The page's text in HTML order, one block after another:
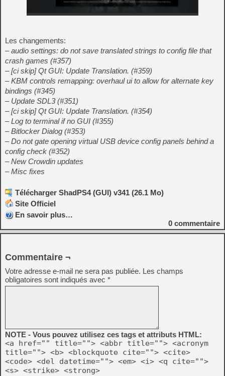
Les changements:
– audio settings: do not save translated strings to config file that
crash games (#357)
– [ci skip] Qt GUI: Update Translation. (#359)
– KBM controls remapping: overhaul ui to allow for alternate key
bindings (#345)
– Update SDL3 (#351)
– [ci skip] Qt GUI: Update Translation. (#354)
– Log to terminal if no GUI (#355)
– Bitlocker Dialog (#353)
– Do not gate opening virtual USB device config panels behind a
config check (#352)
– New Crowdin updates
– Misc fixes
Télécharger ShadPS4 (GUI) v341 (26.1 Mo)
Site Officiel
En savoir plus…
0 commentaire
Commentaire ¬
Votre adresse e-mail ne sera pas publiée. Les champs
obligatoires sont indiqués avec *
NOTE - Vous pouvez utilisez ces tags et attributs HTML:
<a href="" title=""> <abbr title=""> <acronym
title=""> <b> <blockquote cite=""> <cite>
<code> <del datetime=""> <em> <i> <q cite="">
<s> <strike> <strong>